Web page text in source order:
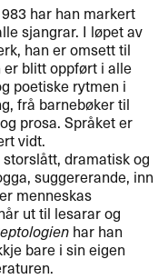
har han markert
sjangrar. I løpet av
han er omsett til
er blitt oppført i alle
poetiske rytmen i
frå barnebøker til
prosa. Språket er
vidt.
dramatisk og
suggererande, inn
menneskas
ut til lesarar og
har han
bare i sin eigen